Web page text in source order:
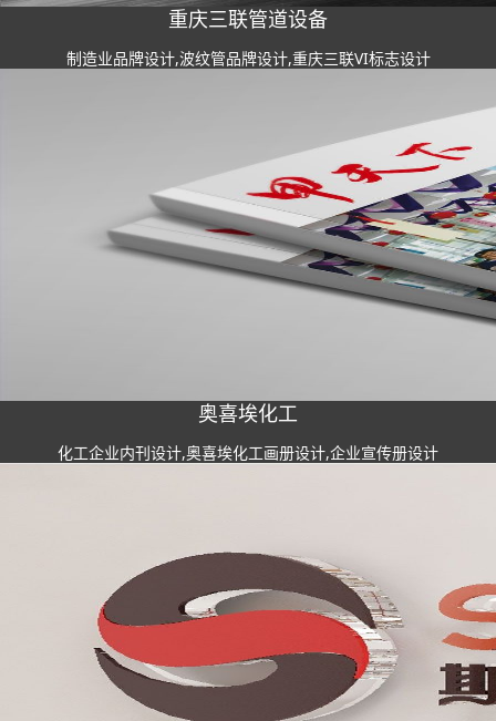
重庆三联管道设备
制造业品牌设计,波纹管品牌设计,重庆三联VI标志设计
奥喜埃化工
化工企业内刊设计,奥喜埃化工画册设计,企业宣传册设计